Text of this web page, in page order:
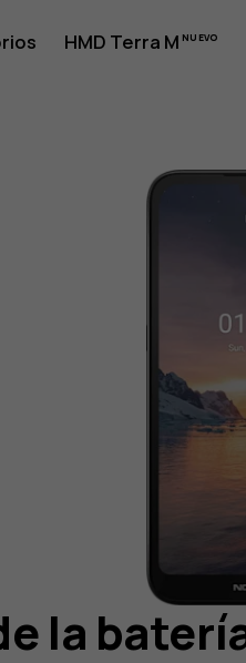
HMD Terra M
la